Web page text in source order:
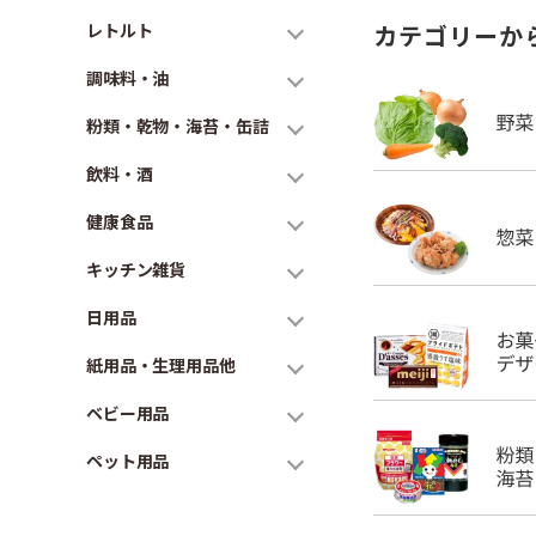
レトルト
調味料・油
粉類・乾物・海苔・缶詰
飲料・酒
健康食品
キッチン雑貨
日用品
紙用品・生理用品他
ベビー用品
ペット用品
カテゴリーか